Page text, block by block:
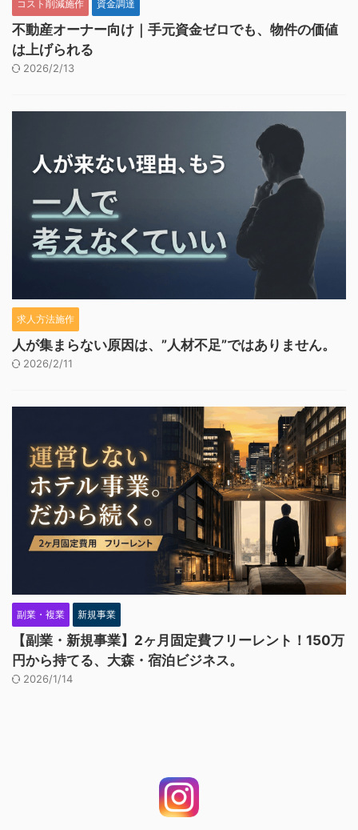
コスト削減施作 資金調達
不動産オーナー向け｜手元資金ゼロでも、物件の価値
は上げられる
2026/2/13
求人方法施作
人が集まらない原因は、”人材不足”ではありません。
2026/2/11
副業・複業 新規事業
【副業・新規事業】2ヶ月固定費フリーレント！150万
円から持てる、大森・宿泊ビジネス。
2026/1/14